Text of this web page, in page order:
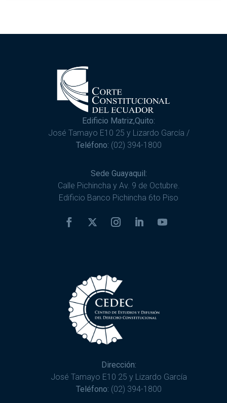
Edificio Matriz,Quito:
José Tamayo E10 25 y Lizardo García /
Teléfono: (02) 394-1800
Sede Guayaquil:
Calle Pichincha y Av. 9 de Octubre.
Edificio Banco Pichincha 6to Piso
Dirección:
José Tamayo E10 25 y Lizardo García
Teléfono: (02) 394-1800